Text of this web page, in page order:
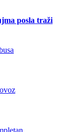
posla traži